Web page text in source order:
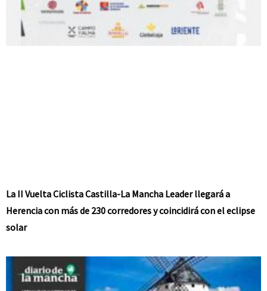
La II Vuelta Ciclista Castilla-La Mancha Leader llegará a
Herencia con más de 230 corredores y coincidirá con el eclipse
solar